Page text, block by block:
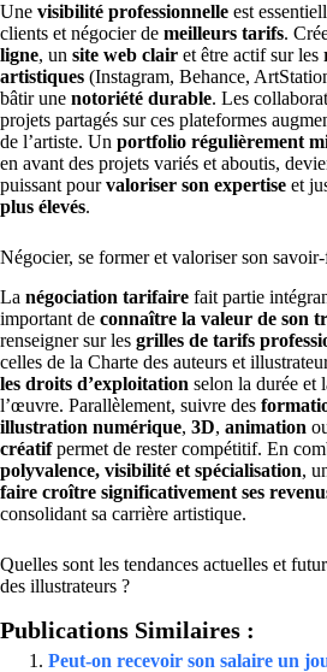
Une visibilité professionnelle est
clients et négocier de meilleurs tarifs.
ligne, un site web clair et être actif sur les
artistiques (Instagram, Behance,
bâtir une notoriété durable. Les
projets partagés sur ces plateformes
de l’artiste. Un portfolio régulièrement
en avant des projets variés et aboutis,
puissant pourvaloriser son expertise et
plus élevés.
Négocier, se former et valoriser son
La négociation tarifaire fait partie
important de connaître la valeur de son
renseigner sur les grilles de tarifs
celles de la Charte des auteurs et
les droits d’exploitation selon la durée et
l’œuvre. Parallèlement, suivre des
illustration numérique, 3D, animation
créatifpermet de rester compétitif. En
polyvalence, visibilité et spécialisation,
faire croître significativement ses
consolidant sa carrière artistique.
Quelles sont les tendances actuelles et
des illustrateurs ?
Publications Similaires :
Peut-on recevoir son salaire un